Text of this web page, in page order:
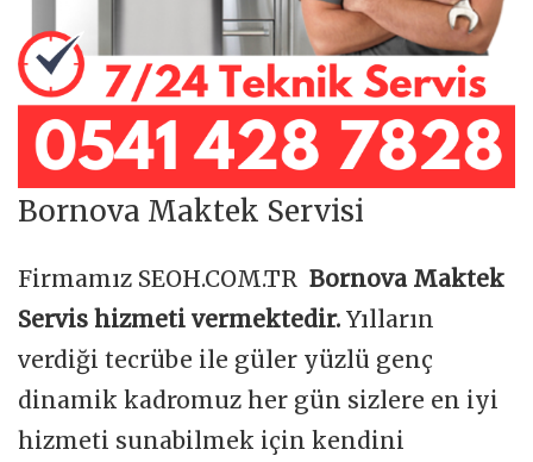
Bornova Maktek Servisi
Firmamız SEOH.COM.TR Bornova Maktek
Servis hizmeti vermektedir. Yılların
verdiği tecrübe ile güler yüzlü genç
dinamik kadromuz her gün sizlere en iyi
hizmeti sunabilmek için kendini